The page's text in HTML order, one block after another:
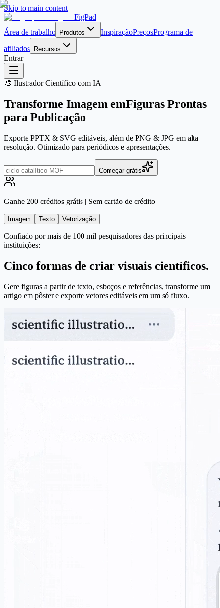
Skip to main content
FigPad
Área de trabalho
Produtos InspiraçãoPreçosPrograma de
afiliados
Recursos
Entrar
🎨 Ilustrador Científico com IA
Transforme Imagem emFiguras Prontas
para Publicação
Exporte PPTX & SVG editáveis, além de PNG & JPG em alta
resolução. Otimizado para periódicos e apresentações.
Começar grátis
Ganhe 200 créditos grátis | Sem cartão de crédito
Imagem Texto Vetorização
Confiado por mais de 100 mil pesquisadores das principais
instituições:
Cinco formas de criar visuais científicos.
Gere figuras a partir de texto, esboços e referências, transforme um
artigo em pôster e exporte vetores editáveis em um só fluxo.